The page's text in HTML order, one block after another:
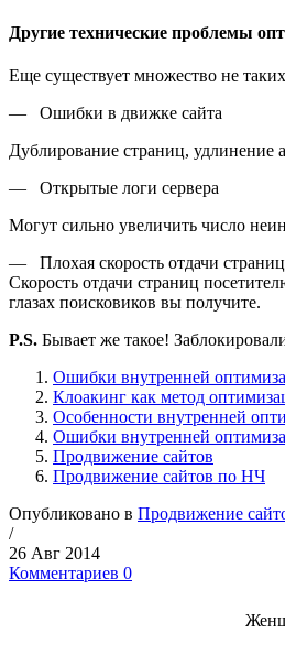
Другие технические проблемы
Еще существует множество не
— Ошибки в движке сайта
Дублирование страниц, удлинение
— Открытые логи сервера
Могут сильно увеличить число
— Плохая скорость отдачи страниц
Скорость отдачи страниц
глазах поисковиков вы получите.
P.S. Бывает же такое!
Ошибки внутренней
Клоакинг как метод
Особенности внутренней
Ошибки внутренней
Продвижение сайтов
Продвижение сайтов по НЧ
Опубликовано в Продвижение
/
26 Авг 2014
Комментариев 0